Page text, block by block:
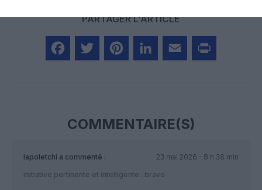
PARTAGER L'ARTICLE
COMMENTAIRE(S)
lapoletchi a commenté :
23 mai 2026 - 8 h 36 min
initiative pertinente et intelligente . bravo